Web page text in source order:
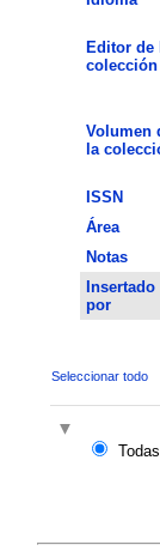
Editor de
colección
Volumen
la
ISSN
Área
Notas
Insertado
por
Seleccionar todo